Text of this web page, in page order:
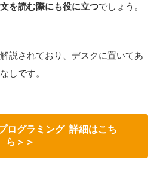
を読む際にも役に立つでしょう。
説されており、デスクに置いてあ
しです。
ログラミング詳細はこち
ら＞＞